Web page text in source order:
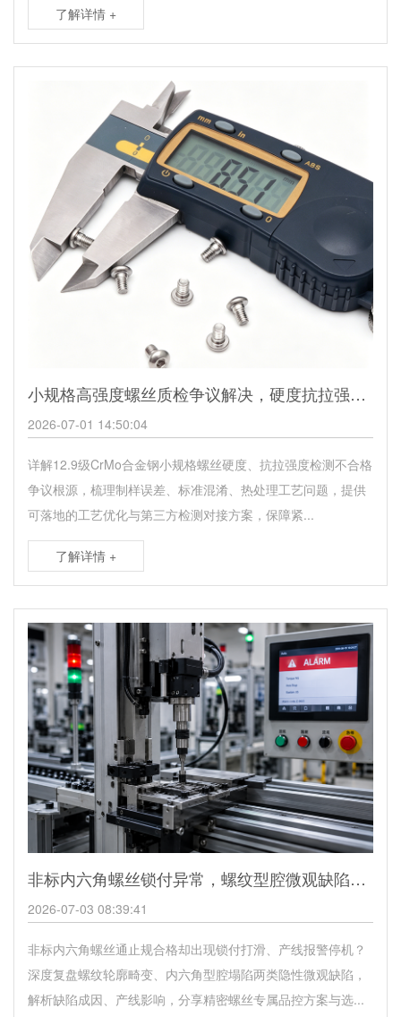
了解详情 +
小规格高强度螺丝质检争议解决，硬度抗拉强度达标方案
2026-07-01 14:50:04
详解12.9级CrMo合金钢小规格螺丝硬度、抗拉强度检测不合格
争议根源，梳理制样误差、标准混淆、热处理工艺问题，提供
可落地的工艺优化与第三方检测对接方案，保障紧...
了解详情 +
非标内六角螺丝锁付异常，螺纹型腔微观缺陷深度分析
2026-07-03 08:39:41
非标内六角螺丝通止规合格却出现锁付打滑、产线报警停机？
深度复盘螺纹轮廓畸变、内六角型腔塌陷两类隐性微观缺陷，
解析缺陷成因、产线影响，分享精密螺丝专属品控方案与选...